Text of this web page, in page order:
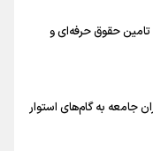
تامین حقوق حرفه‌ای و
جامعه به گام‌های استوار